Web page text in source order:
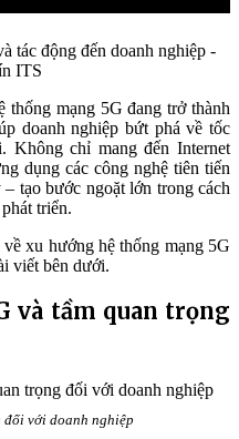
thống mạng 5G đang trở thành
doanh nghiệp bứt phá về tốc
Không chỉ mang đến Internet
dụng các công nghệ tiên tiến
tạo bước ngoặt lớn trong cách
triển.
về xu hướng hệ thống mạng 5G
viết bên dưới.
và tầm quan trọng
đối với doanh nghiệp